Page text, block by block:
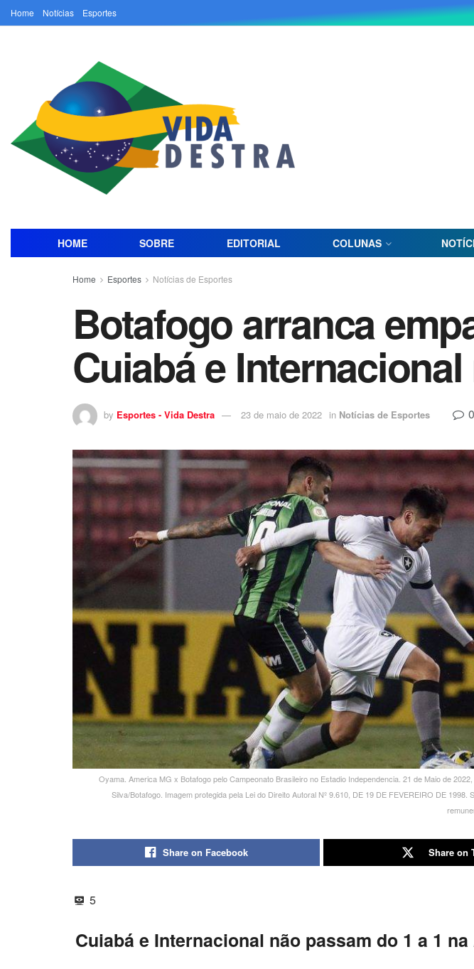
Home Notícias Esportes
HOME SOBRE EDITORIAL COLUNAS
Home Esportes Notícias de Esportes
Botafogo arranca
Cuiabá e
by Esportes - Vida Destra 23 de maio de 2022 in Notícias de Esportes 0
Oyama. America MG x Botafogo pelo Campeonato Brasileiro no Estadio Independencia. 21 de Maio de
Silva/Botafogo. Imagem protegida pela Lei do Direito Autoral Nº 9.610, DE 19 DE FEVEREIRO DE 1998.
Share on Facebook Share on
5
Cuiabá e Internacional não passam do 1 a 1